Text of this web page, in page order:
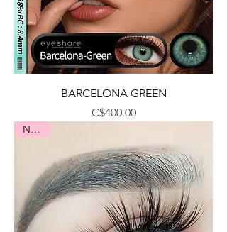
BARCELONA GREEN
Precio
C$400.00
Nuevo